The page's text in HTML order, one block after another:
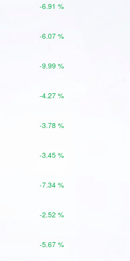
-6.91 %
-6.07 %
-9.99 %
-4.27 %
-3.78 %
-3.45 %
-7.34 %
-2.52 %
-5.67 %